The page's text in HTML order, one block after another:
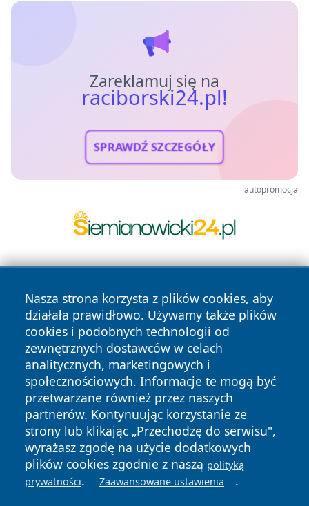
Zareklamuj się na
raciborski24.pl!
SPRAWDŹ SZCZEGÓŁY
autopromocja
Nasza strona korzysta z plików cookies, aby
działała prawidłowo. Używamy także plików
cookies i podobnych technologii od
zewnętrznych dostawców w celach
analitycznych, marketingowych i
społecznościowych. Informacje te mogą być
przetwarzane również przez naszych
partnerów. Kontynuując korzystanie ze
strony lub klikając „Przechodzę do serwisu",
wyrażasz zgodę na użycie dodatkowych
plików cookies zgodnie z naszą polityką
prywatności. Zaawansowane ustawienia .
Copyright © 2026 raciborski24.pl Wszystkie prawa
zastrzeżone.
News Autorzy
Polityka
Prywatności
Polityka
Cookies